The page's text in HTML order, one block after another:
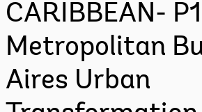
CARIBBEAN-
Metropolitan
Aires Urban